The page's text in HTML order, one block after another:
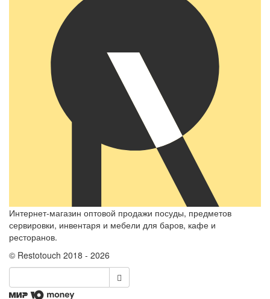
Интернет-магазин оптовой продажи посуды, предметов
сервировки, инвентаря и мебели для баров, кафе и
ресторанов.
© Restotouch 2018 - 2026